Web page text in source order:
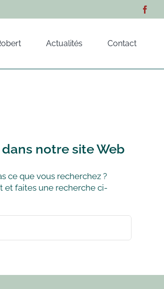
Actualités Contact
notre site Web
ce que vous recherchez ?
et faites une recherche ci-